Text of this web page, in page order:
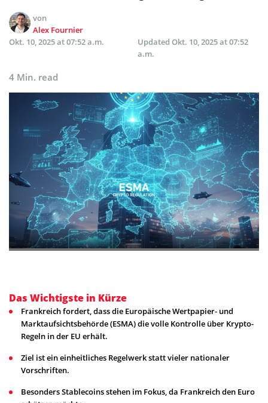
von
Alex Fournier
Okt. 10, 2025 at 07:52 a.m.
Updated Okt. 10, 2025 at 07:52
a.m.
4 Min. read
Das Wichtigste in Kürze
Frankreich fordert, dass die Europäische Wertpapier- und
Marktaufsichtsbehörde (ESMA) die volle Kontrolle über Krypto-
Regeln in der EU erhält.
Ziel ist ein einheitliches Regelwerk statt vieler nationaler
Vorschriften.
Besonders Stablecoins stehen im Fokus, da Frankreich den Euro